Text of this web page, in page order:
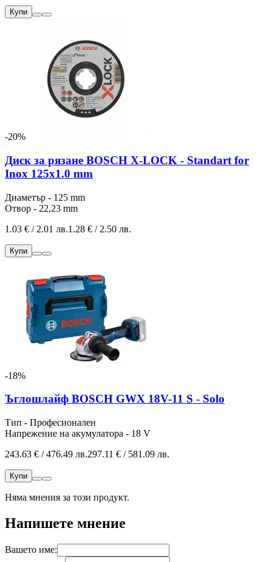
Купи
-20%
Диск за рязане BOSCH X-LOCK - Standart for
Inox 125x1.0 mm
Диаметър - 125 mm
Отвор - 22,23 mm
1.03 € / 2.01 лв.1.28 € / 2.50 лв.
Купи
-18%
Ъглошлайф BOSCH GWX 18V-11 S - Solo
Тип - Професионален
Напрежение на акумулатора - 18 V
243.63 € / 476.49 лв.297.11 € / 581.09 лв.
Купи
Няма мнения за този продукт.
Напишете мнение
Вашето име: